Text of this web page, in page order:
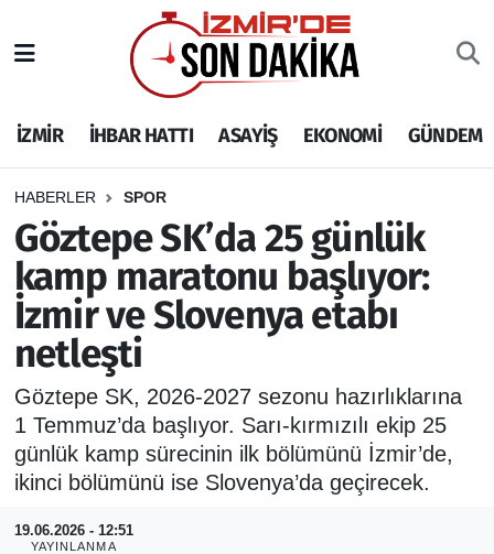
İZMİR İHBAR HATTI ASAYİŞ EKONOMİ GÜNDEM
HABERLER SPOR
Göztepe SK’da 25 günlük
kamp maratonu başlıyor:
İzmir ve Slovenya etabı
netleşti
Göztepe SK, 2026-2027 sezonu hazırlıklarına
1 Temmuz’da başlıyor. Sarı-kırmızılı ekip 25
günlük kamp sürecinin ilk bölümünü İzmir’de,
ikinci bölümünü ise Slovenya’da geçirecek.
19.06.2026 - 12:51
YAYINLANMA
İHBAR HATTI
DEPREM
GENEL
EKONOMİ
SİYASET
SPOR
ASAYİŞ
RESMİ REKLAM
İzmir Nöbetçi Eczaneler
İzmir Hava Durumu
İzmir Namaz Vakitleri
İzmir Trafik Yoğunluk Haritası
Puan Durumu ve Fikstür
Tüm Manşetler
Son Dakika Haberleri
Haber Arşivi